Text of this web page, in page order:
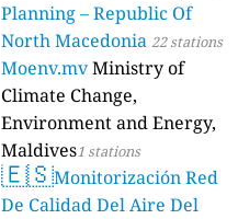
Planning – Republic Of
North Macedonia 22 stations
Moenv.mvMinistry of
Climate Change,
Environment and Energy,
Maldives1 stations
🇪🇸Monitorización Red
De Calidad Del Aire Del